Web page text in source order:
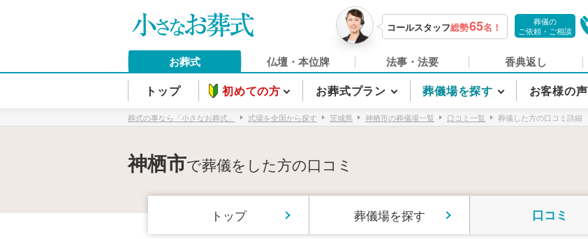
コールスタッフ総勢65名！
葬儀の
ご依頼・ご相談
お葬式 仏壇・本位牌 法事・法要 香典返し
トップ 初めての方 お葬式プラン 葬儀場を探す お客様の声
葬式の事なら「小さなお葬式」 式場を全国から探す 茨城県 神栖市の葬儀場一覧 口コミ一覧 葬儀した方の口コミ詳細
神栖市で葬儀をした方の口コミ
トップ 葬儀場を探す 口コミ